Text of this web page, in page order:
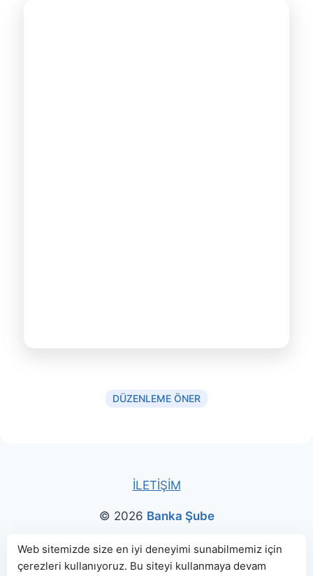
DÜZENLEME ÖNER
İLETİŞİM
© 2026 Banka Şube
Bu sitede paylaşılan banka bilgileri için kaynak olarak
genellikle TBBveBDDKweb sitelerinden faydalanılmış, harita
Web sitemizde size en iyi deneyimi sunabilmemiz için
çerezleri kullanıyoruz. Bu siteyi kullanmaya devam